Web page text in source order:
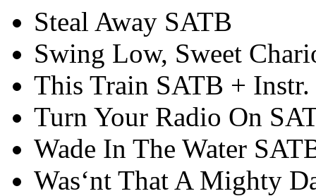
Steal Away SATB
Swing Low, Sweet
This Train SATB + Instr.
Turn Your Radio On
Wade In The Water
Was‘nt That A Mighty